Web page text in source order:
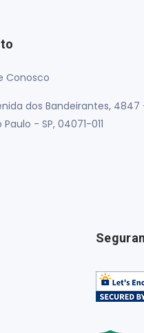
Conosco
dos Bandeirantes, 4847
Paulo - SP, 04071-011